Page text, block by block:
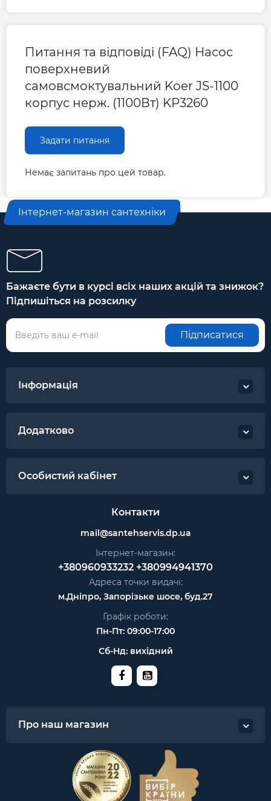
Питання та відповіді (FAQ) Насос
поверхневий
самовсмоктувальний Koer JS-1100
корпус нерж. (1100Вт) KP3260
Задати питання
Немає запитань про цей товар.
Інтернет-магазин сантехніки
Бажаєте бути в курсі всіх наших акцій та знижок?
Підпишіться на розсилку
Підписатися
Інформація
Додатково
Особистий кабінет
Контакти
mail@santehservis.dp.ua
Інтернет-магазин:
+380960933232 +380994941370
Адреса точки видачі:
м.Дніпро, Запорізьке шосе, буд.27
Графік роботи:
Пн-Пт: 09:00-17:00
Сб-Нд: вихідний
Про наш магазин